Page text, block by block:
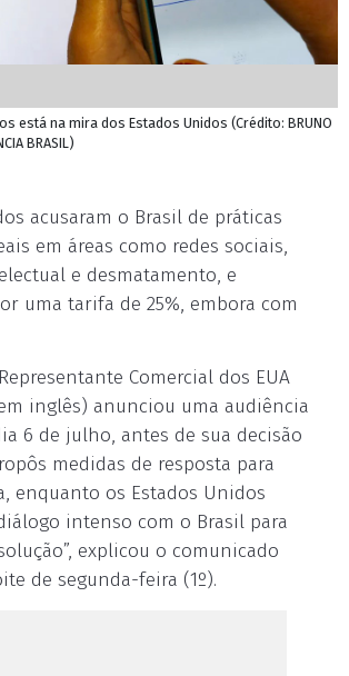
está na mira dos Estados Unidos (Crédito: BRUNO
BRASIL)
acusaram o Brasil de práticas
em áreas como redes sociais,
e desmatamento, e
uma tarifa de 25%, embora com
Comercial dos EUA
inglês) anunciou uma audiência
6 de julho, antes de sua decisão
medidas de resposta para
enquanto os Estados Unidos
intenso com o Brasil para
explicou o comunicado
de segunda-feira (1º).